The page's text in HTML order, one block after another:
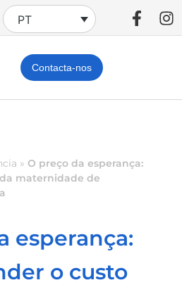
PT
Contacta-nos
» O preço da esperança:
maternidade de
esperança:
o custo